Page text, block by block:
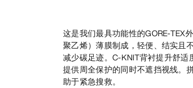
这是我们最具功能性的GORE-TEX
聚乙烯）薄膜制成，轻便、结实且
减少碳足迹。C-KNIT背衬提升舒适
提供周全保护的同时不遮挡视线。
助于紧急搜救。